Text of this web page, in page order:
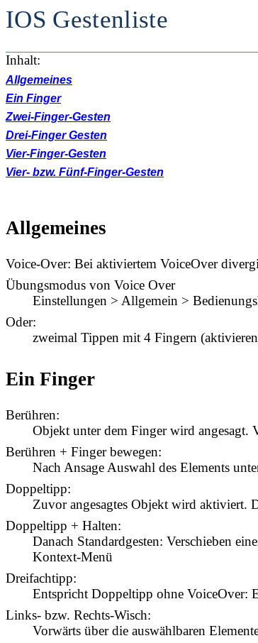
IOS Gestenliste
Inhalt:
Allgemeines
Ein Finger
Zwei-Finger-Gesten
Drei-Finger Gesten
Vier-Finger-Gesten
Vier- bzw. Fünf-Finger-Gesten
Allgemeines
Voice-Over: Bei aktiviertem VoiceOver
Übungsmodus von Voice Over
Einstellungen > Allgemein >
Oder:
zweimal Tippen mit 4 Fingern
Ein Finger
Berühren:
Objekt unter dem Finger wird angesagt.
Berühren + Finger bewegen:
Nach Ansage Auswahl des Elements
Doppeltipp:
Zuvor angesagtes Objekt wird aktiviert.
Doppeltipp + Halten:
Danach Standardgesten: Verschieben
Kontext-Menü
Dreifachtipp:
Entspricht Doppeltipp ohne VoiceOver:
Links- bzw. Rechts-Wisch:
Vorwärts über die auswählbaren